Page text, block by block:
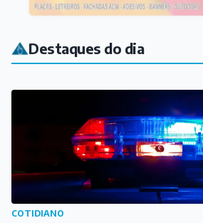
Destaques do dia
COTIDIANO